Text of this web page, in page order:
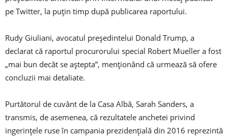
pe Twitter, la puţin timp după publicarea raportului.
Rudy Giuliani, avocatul preşedintelui Donald Trump, a
declarat că raportul procurorului special Robert Mueller a fost
„mai bun decât se aştepta”, menţionând că urmează să ofere
concluzii mai detaliate.
Purtătorul de cuvânt de la Casa Albă, Sarah Sanders, a
transmis, de asemenea, că rezultatele anchetei privind
ingerinţele ruse în campania prezidenţială din 2016 reprezintă